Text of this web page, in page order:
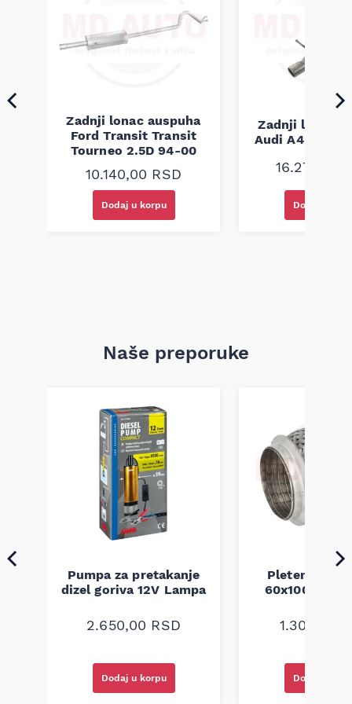
Zadnji lonac auspuha
Ford Transit Transit
Tourneo 2.5D 94-00
10.140,00 RSD
Dodaj u korpu
Zadnji lonac
Audi A4 B6
16.270,00
Dodaj u
Naše preporuke
Pumpa za pretakanje
dizel goriva 12V Lampa
2.650,00 RSD
Dodaj u korpu
Pletenica
60x100
1.300,00
Dodaj u